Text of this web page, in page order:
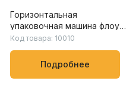
Горизонтальная
упаковочная машина флоу-
пак LP-250B – LP-900B:
скорость упаковки от 20
до 230 пакетов/мин, для
пищевых, химических и
бытовых товаров
Код товара: 10010
Подробнее